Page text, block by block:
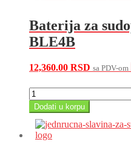
Baterija za
BLE4B
12,360.00 RSD sa PDV-om
Baterija
za
sudoperu
linija
Libretto
Dodati u korpu